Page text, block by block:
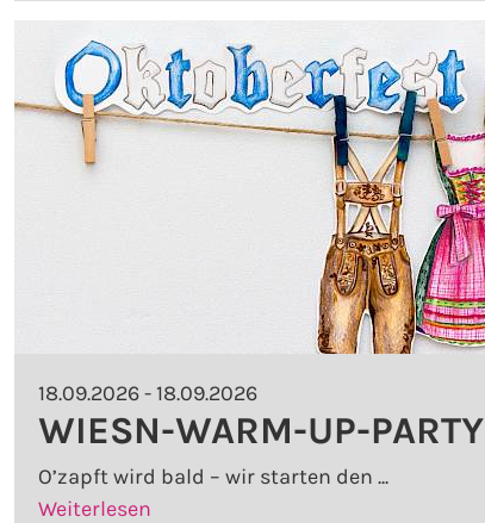
neuen
Ludwig-
II.-
Denkmals]
18.09.2026 - 18.09.2026
WIESN-WARM-UP-PARTY
O’zapft wird bald – wir starten den ...
Weiterlesen[WIESN-